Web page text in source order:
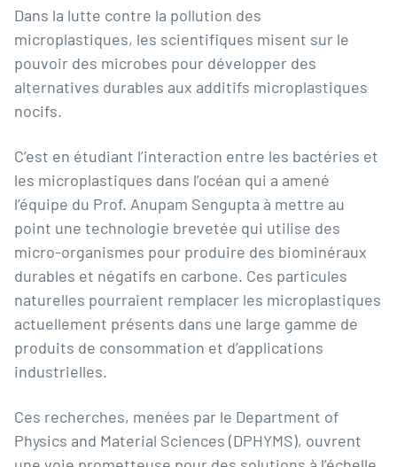
Dans la lutte contre la pollution des
microplastiques, les scientifiques misent sur le
pouvoir des microbes pour développer des
alternatives durables aux additifs microplastiques
nocifs.
C’est en étudiant l’interaction entre les bactéries et
les microplastiques dans l’océan qui a amené
l’équipe du Prof. Anupam Sengupta à mettre au
point une technologie brevetée qui utilise des
micro-organismes pour produire des biominéraux
durables et négatifs en carbone. Ces particules
naturelles pourraient remplacer les microplastiques
actuellement présents dans une large gamme de
produits de consommation et d’applications
industrielles.
Ces recherches, menées par le Department of
Physics and Material Sciences (DPHYMS), ouvrent